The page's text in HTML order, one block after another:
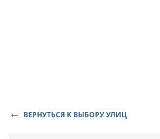
ВЕРНУТЬСЯ К ВЫБОРУ УЛИЦ